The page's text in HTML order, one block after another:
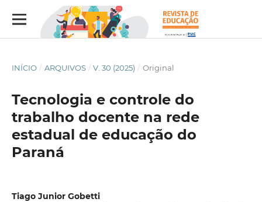
INÍCIO / ARQUIVOS / V. 30 (2025) / Original
Tecnologia e controle do
trabalho docente na rede
estadual de educação do
Paraná
Tiago Junior Gobetti